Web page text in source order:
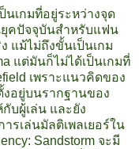
ป็นเกมที่อยู่ระหว่างจุด
ยุคปัจจุบันสำหรับแฟน
แม้ไม่ถึงขั้นเป็นเกม
แต่มันก็ไม่ได้เป็นเกมที่
เพราะแนวคิดของ
งอยู่บนรากฐานของ
บผู้เล่น และยัง
รเล่นมัลติเพลเยอร์ใน
Sandstorm จะมี